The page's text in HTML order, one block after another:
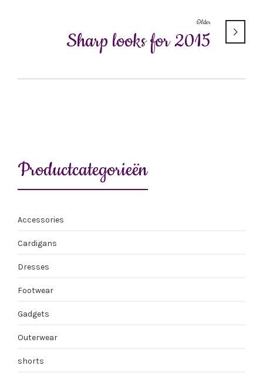
Older
Sharp looks for 2015
Productcategorieën
Accessories
Cardigans
Dresses
Footwear
Gadgets
Outerwear
shorts